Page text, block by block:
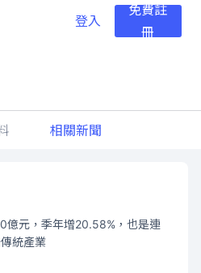
登入
免費註
冊
相關新聞
億元，季年增20.58%，也是連
統產業